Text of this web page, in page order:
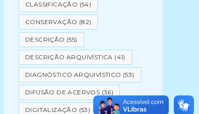
CLASSIFICAÇÃO (54)
CONSERVAÇÃO (82)
DESCRIÇÃO (55)
DESCRIÇÃO ARQUIVÍSTICA (41)
DIAGNÓSTICO ARQUIVÍSTICO (53)
DIFUSÃO DE ACERVOS (36)
DIGITALIZAÇÃO (53)